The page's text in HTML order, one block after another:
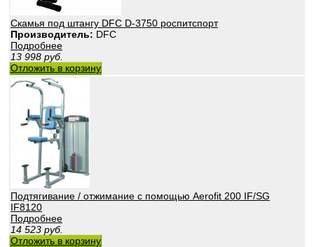
Скамья под штангу DFC D-3750 роспитспорт
Производитель: DFC
Подробнее
13 998 руб.
Отложить в корзину
Подтягивание / отжимание с помощью Aerofit 200 IF/SG
IF8120
Подробнее
14 523 руб.
Отложить в корзину